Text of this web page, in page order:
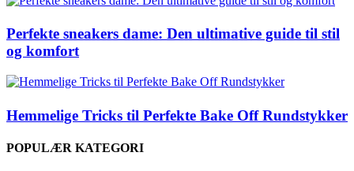
Perfekte sneakers dame: Den ultimative guide til stil
og komfort
Hemmelige Tricks til Perfekte Bake Off Rundstykker
POPULÆR KATEGORI